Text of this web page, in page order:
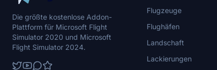
Die größte kostenlose Addon-
Plattform für Microsoft Flight
Simulator 2020 und Microsoft
Flight Simulator 2024.
Flugzeuge
Flughäfen
Landschaft
Lackierungen